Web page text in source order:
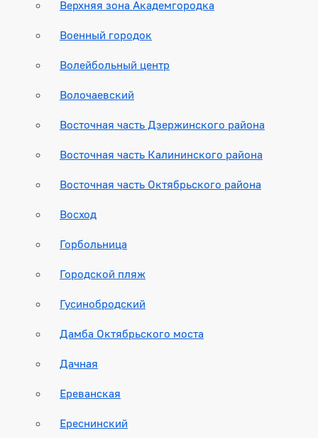
Верхняя зона Академгородка
Военный городок
Волейбольный центр
Волочаевский
Восточная часть Дзержинского района
Восточная часть Калининского района
Восточная часть Октябрьского района
Восход
Горбольница
Городской пляж
Гусинобродский
Дамба Октябрьского моста
Дачная
Ереванская
Ереснинский